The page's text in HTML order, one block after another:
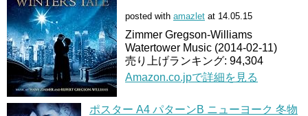
posted with amazlet at 14.05.15
Zimmer Gregson-Williams
Watertower Music (2014-02-11)
売り上げランキング: 94,304
Amazon.co.jpで詳細を見る
ポスター A4 パターンB ニューヨーク 冬物